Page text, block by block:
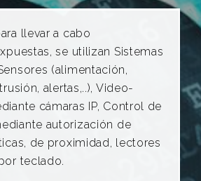
llevar a cabo
se utilizan Sistemas
(alimentación,
alertas,..), Video-
cámaras IP, Control de
autorización de
de proximidad, lectores
teclado.